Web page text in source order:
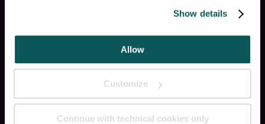
Show details
Allow
Customize
Continue with technical cookies only
INSTAGRAM